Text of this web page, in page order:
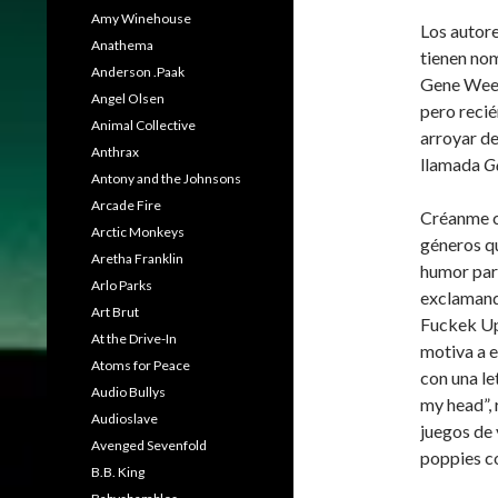
Los
tienen
Gene
pero
arroyar
llamada
Créanme
géneros
humor
Fuckek
motiva a
con una
my
juegos
poppies
Amy Winehouse
Anathema
Anderson .Paak
Angel Olsen
Animal Collective
Anthrax
Antony and the Johnsons
Arcade Fire
Arctic Monkeys
Aretha Franklin
Arlo Parks
Art Brut
At the Drive-In
Atoms for Peace
Audio Bullys
Audioslave
Avenged Sevenfold
B.B. King